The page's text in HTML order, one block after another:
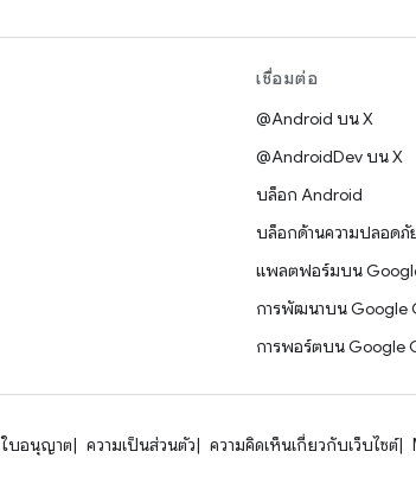
เชื่อมต่อ
@Android บน X
@AndroidDev บน X
บล็อก Android
บล็อกด้านความปลอดภั
แพลตฟอร์มบน
การพัฒนาบน Google
การพอร์ตบน Google
ใบอนุญาต ความเป็นส่วนตัว ความคิดเห็นเกี่ยวกับเว็บไซต์